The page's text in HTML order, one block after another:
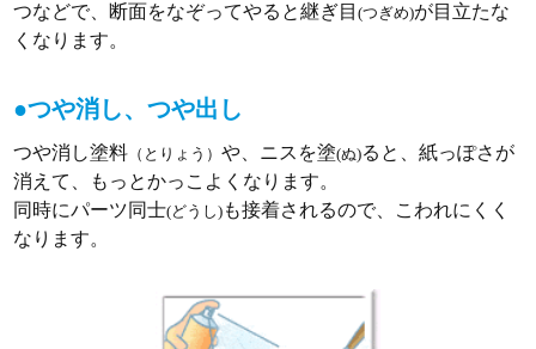
つなどで、断面をなぞってやると継ぎ目(つぎめ)が目立たな
くなります。
●つや消し、つや出し
つや消し塗料 （とりょう）や、ニスを塗(ぬ)ると、紙っぽさが
消えて、もっとかっこよくなります。
同時にパーツ同士(どうし) も接着されるので、こわれにくく
なります。